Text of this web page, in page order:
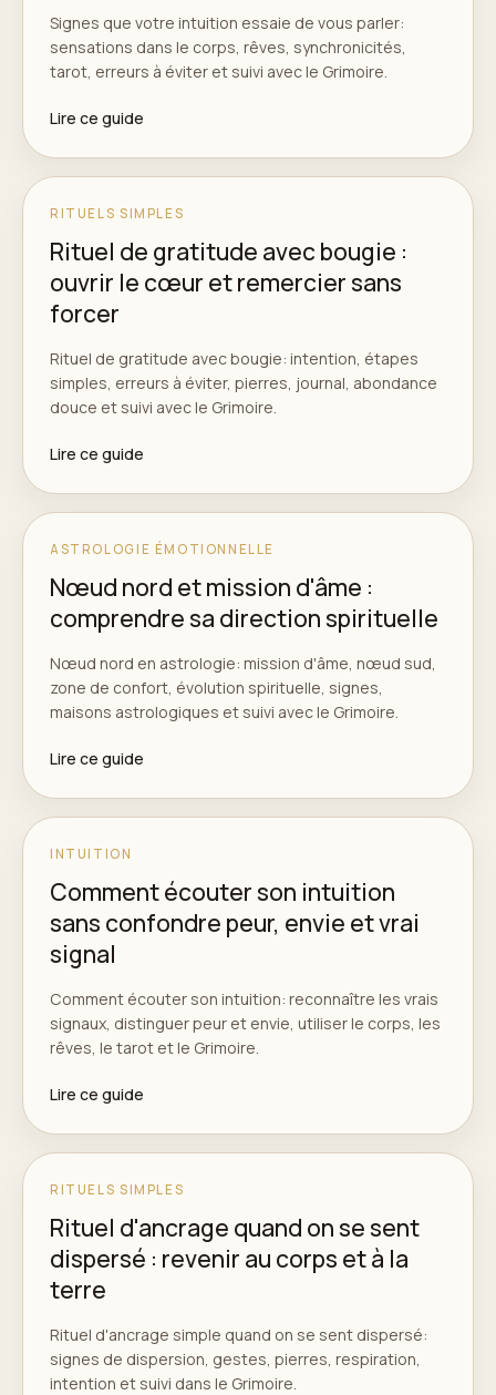
Signes que votre intuition essaie de vous parler:
sensations dans le corps, rêves, synchronicités,
tarot, erreurs à éviter et suivi avec le Grimoire.
Lire ce guide
RITUELS SIMPLES
Rituel de gratitude avec bougie :
ouvrir le cœur et remercier sans
forcer
Rituel de gratitude avec bougie: intention, étapes
simples, erreurs à éviter, pierres, journal, abondance
douce et suivi avec le Grimoire.
Lire ce guide
ASTROLOGIE ÉMOTIONNELLE
Nœud nord et mission d'âme :
comprendre sa direction spirituelle
Nœud nord en astrologie: mission d'âme, nœud sud,
zone de confort, évolution spirituelle, signes,
maisons astrologiques et suivi avec le Grimoire.
Lire ce guide
INTUITION
Comment écouter son intuition
sans confondre peur, envie et vrai
signal
Comment écouter son intuition: reconnaître les vrais
signaux, distinguer peur et envie, utiliser le corps, les
rêves, le tarot et le Grimoire.
Lire ce guide
RITUELS SIMPLES
Rituel d'ancrage quand on se sent
dispersé : revenir au corps et à la
terre
Rituel d'ancrage simple quand on se sent dispersé:
signes de dispersion, gestes, pierres, respiration,
intention et suivi dans le Grimoire.